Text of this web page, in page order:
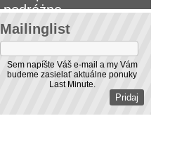
Mailinglist
Sem napíšte Váš e-mail a my Vám
budeme zasielať aktuálne ponuky
Last Minute.
podróżne